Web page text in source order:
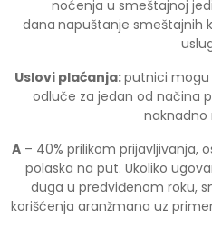
noćenja u smeštajnoj
dana napuštanje smeštajnih
Uslovi plaćanja:putnici mogu
odluče za jedan od načina
naknadno
A– 40% prilikom prijavljivanja,
polaska na put. Ukoliko
duga u predviđenom roku,
korišćenja aranžmana uz